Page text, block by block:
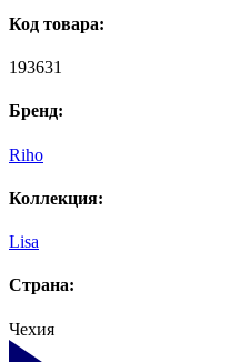
Код товара:
193631
Бренд:
Riho
Коллекция:
Lisa
Страна:
Чехия